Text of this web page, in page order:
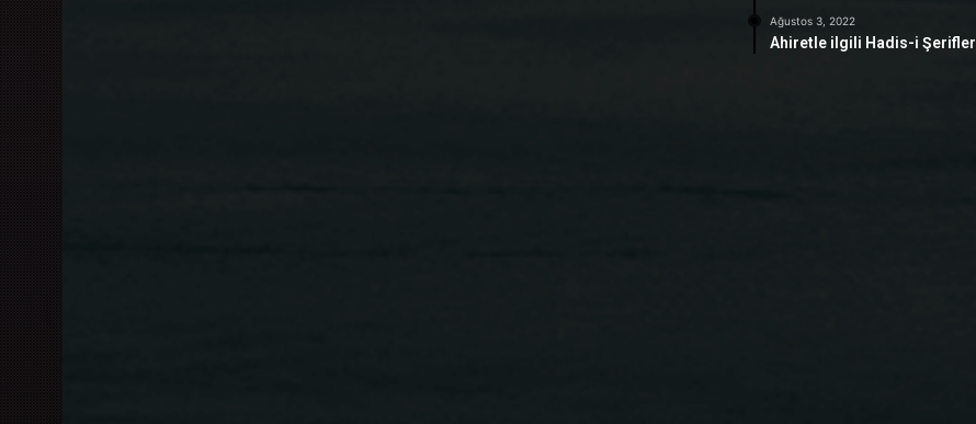
Ağustos 3, 2022
Ahiretle ilgili Hadis-i Şerifler